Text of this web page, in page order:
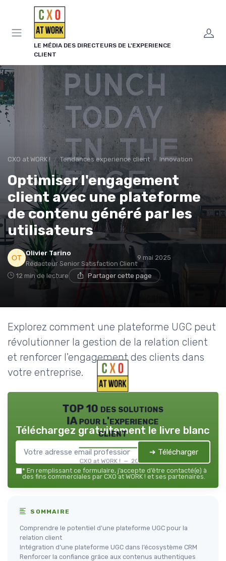
LE MÉDIA DES DIRECTEURS DE L'EXPERIENCE
CLIENT
CXO at WORK ! Tendances experience client Innovation
Optimiser l'engagement
client avec une plateforme
de contenu généré par les
utilisateurs
Olivier Tarino
Rédacteur Senior Satisfaction Client
9 mai 2025
12 min de lecture Partager cette page
Explorez comment une plateforme UGC peut
révolutionner la gestion de la relation client
et renforcer l'engagement des clients dans
votre entreprise.
TOP 10 des solutions
IA pour l'experience
client
CXO at WORK ! — 2026
Téléchargez gratuitement le livre blanc
➔ Télécharger
* En remplissant ce formulaire, j’accepte d’être contacté(e) à
des fins commerciales par CXO at WORK ! et ses partenaires.
SOMMAIRE
Comprendre le potentiel d’une plateforme UGC pour la
relation client
Intégration d’une plateforme UGC dans l’écosystème CRM
Renforcer la confiance grâce aux contenus authentiques
Panneau de gestion des cookies